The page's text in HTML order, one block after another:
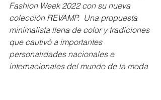
Fashion Week 2022 con su nueva
colección REVAMP.  Una propuesta
minimalista llena de color y tradiciones
que cautivó a importantes
personalidades nacionales e
internacionales del mundo de la moda